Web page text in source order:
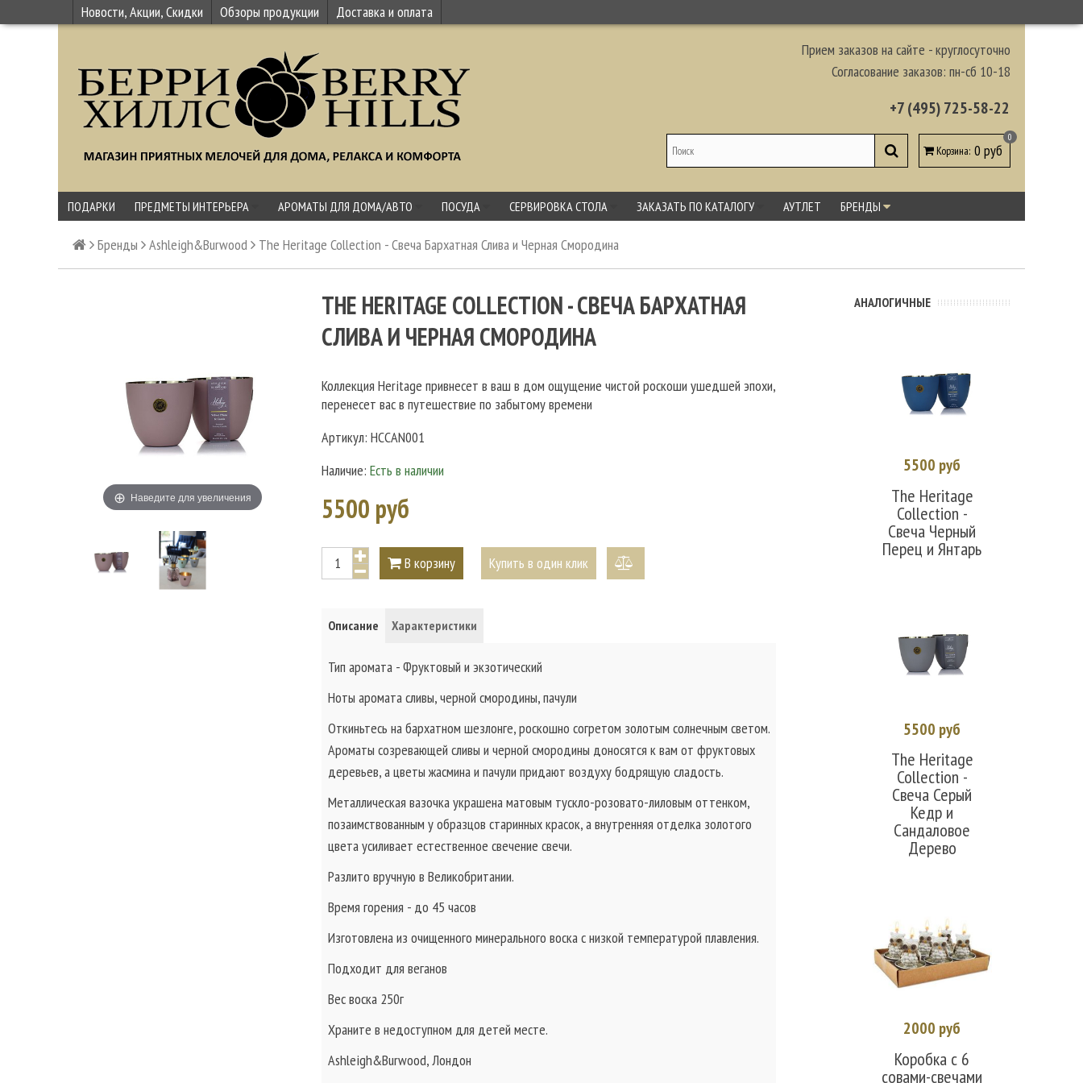
Новости, Акции, Скидки Обзоры продукции Доставка и оплата
Прием заказов на сайте - круглосуточно
Согласование заказов: пн-сб 10-18
+7 (495) 725-58-22
Корзина:
0
0 руб
ПОДАРКИ ПРЕДМЕТЫ ИНТЕРЬЕРА АРОМАТЫ ДЛЯ ДОМА/АВТО ПОСУДА СЕРВИРОВКА СТОЛА ЗАКАЗАТЬ ПО КАТАЛОГУ АУТЛЕТ БРЕНДЫ
Бренды Ashleigh&Burwood The Heritage Collection - Свеча Бархатная Слива и Черная Смородина
Наведите для увеличения
THE HERITAGE COLLECTION - СВЕЧА БАРХАТНАЯ
СЛИВА И ЧЕРНАЯ СМОРОДИНА
Коллекция Heritage привнесет в ваш в дом ощущение чистой роскоши ушедшей эпохи,
перенесет вас в путешествие по забытому времени
Артикул: HCCAN001
Наличие: Есть в наличии
5500 руб
В корзину Купить в один клик
Описание Характеристики
Тип аромата - Фруктовый и экзотический
Ноты аромата сливы, черной смородины, пачули
Откиньтесь на бархатном шезлонге, роскошно согретом золотым солнечным светом.
Ароматы созревающей сливы и черной смородины доносятся к вам от фруктовых
деревьев, а цветы жасмина и пачули придают воздуху бодрящую сладость.
Металлическая вазочка украшена матовым тускло-розовато-лиловым оттенком,
позаимствованным у образцов старинных красок, а внутренняя отделка золотого
цвета усиливает естественное свечение свечи.
Разлито вручную в Великобритании.
Время горения - до 45 часов
Изготовлена из очищенного минерального воска с низкой температурой плавления.
Подходит для веганов
Вес воска 250г
Храните в недоступном для детей месте.
Ashleigh&Burwood, Лондон
АНАЛОГИЧНЫЕ
В корзину
5500 руб
The Heritage
Collection -
Свеча Черный
Перец и Янтарь
В корзину
5500 руб
The Heritage
Collection -
Свеча Серый
Кедр и
Сандаловое
Дерево
В корзину
2000 руб
Коробка с 6
совами-свечами